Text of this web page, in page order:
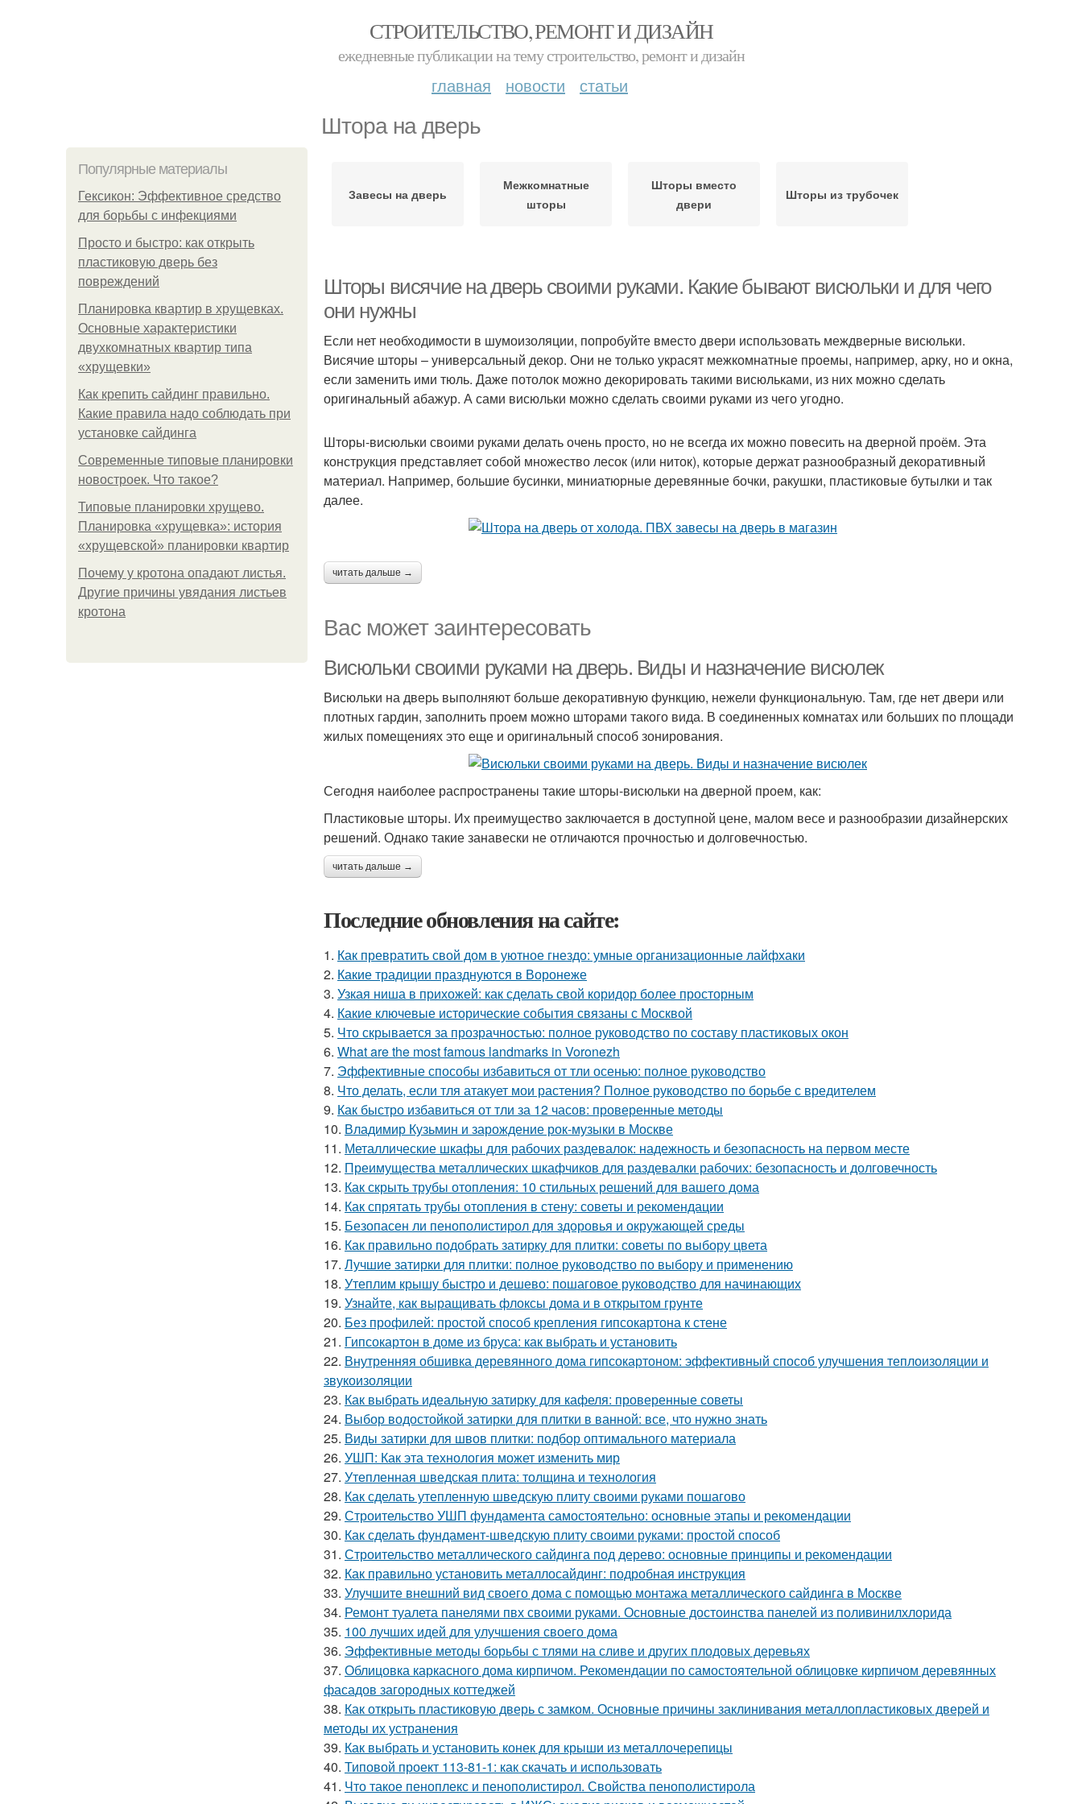
СТРОИТЕЛЬСТВО, РЕМОНТ И ДИЗАЙН
ежедневные публикации на тему строительство, ремонт и дизайн
главная новости статьи
Штора на дверь
Популярные материалы
Гексикон: Эффективное средство
для борьбы с инфекциями
Просто и быстро: как открыть
пластиковую дверь без
повреждений
Планировка квартир в хрущевках.
Основные характеристики
двухкомнатных квартир типа
«хрущевки»
Как крепить сайдинг правильно.
Какие правила надо соблюдать при
установке сайдинга
Современные типовые планировки
новостроек. Что такое?
Типовые планировки хрущево.
Планировка «хрущевка»: история
«хрущевской» планировки квартир
Почему у кротона опадают листья.
Другие причины увядания листьев
кротона
Завесы на дверь
Межкомнатные
шторы
Шторы вместо
двери
Шторы из трубочек
Шторы висячие на дверь своими руками. Какие бывают висюльки и для чего
они нужны
Если нет необходимости в шумоизоляции, попробуйте вместо двери использовать междверные висюльки.
Висячие шторы – универсальный декор. Они не только украсят межкомнатные проемы, например, арку, но и окна,
если заменить ими тюль. Даже потолок можно декорировать такими висюльками, из них можно сделать
оригинальный абажур. А сами висюльки можно сделать своими руками из чего угодно.
Шторы-висюльки своими руками делать очень просто, но не всегда их можно повесить на дверной проём. Эта
конструкция представляет собой множество лесок (или ниток), которые держат разнообразный декоративный
материал. Например, большие бусинки, миниатюрные деревянные бочки, ракушки, пластиковые бутылки и так
далее.
читать дальше →
Вас может заинтересовать
Висюльки своими руками на дверь. Виды и назначение висюлек
Висюльки на дверь выполняют больше декоративную функцию, нежели функциональную. Там, где нет двери или
плотных гардин, заполнить проем можно шторами такого вида. В соединенных комнатах или больших по площади
жилых помещениях это еще и оригинальный способ зонирования.
Сегодня наиболее распространены такие шторы-висюльки на дверной проем, как:
Пластиковые шторы. Их преимущество заключается в доступной цене, малом весе и разнообразии дизайнерских
решений. Однако такие занавески не отличаются прочностью и долговечностью.
читать дальше →
Последние обновления на сайте:
1. Как превратить свой дом в уютное гнездо: умные организационные лайфхаки
2. Какие традиции празднуются в Воронеже
3. Узкая ниша в прихожей: как сделать свой коридор более просторным
4. Какие ключевые исторические события связаны с Москвой
5. Что скрывается за прозрачностью: полное руководство по составу пластиковых окон
6. What are the most famous landmarks in Voronezh
7. Эффективные способы избавиться от тли осенью: полное руководство
8. Что делать, если тля атакует мои растения? Полное руководство по борьбе с вредителем
9. Как быстро избавиться от тли за 12 часов: проверенные методы
10. Владимир Кузьмин и зарождение рок-музыки в Москве
11. Металлические шкафы для рабочих раздевалок: надежность и безопасность на первом месте
12. Преимущества металлических шкафчиков для раздевалки рабочих: безопасность и долговечность
13. Как скрыть трубы отопления: 10 стильных решений для вашего дома
14. Как спрятать трубы отопления в стену: советы и рекомендации
15. Безопасен ли пенополистирол для здоровья и окружающей среды
16. Как правильно подобрать затирку для плитки: советы по выбору цвета
17. Лучшие затирки для плитки: полное руководство по выбору и применению
18. Утеплим крышу быстро и дешево: пошаговое руководство для начинающих
19. Узнайте, как выращивать флоксы дома и в открытом грунте
20. Без профилей: простой способ крепления гипсокартона к стене
21. Гипсокартон в доме из бруса: как выбрать и установить
22. Внутренняя обшивка деревянного дома гипсокартоном: эффективный способ улучшения теплоизоляции и
звукоизоляции
23. Как выбрать идеальную затирку для кафеля: проверенные советы
24. Выбор водостойкой затирки для плитки в ванной: все, что нужно знать
25. Виды затирки для швов плитки: подбор оптимального материала
26. УШП: Как эта технология может изменить мир
27. Утепленная шведская плита: толщина и технология
28. Как сделать утепленную шведскую плиту своими руками пошагово
29. Строительство УШП фундамента самостоятельно: основные этапы и рекомендации
30. Как сделать фундамент-шведскую плиту своими руками: простой способ
31. Строительство металлического сайдинга под дерево: основные принципы и рекомендации
32. Как правильно установить металлосайдинг: подробная инструкция
33. Улучшите внешний вид своего дома с помощью монтажа металлического сайдинга в Москве
34. Ремонт туалета панелями пвх своими руками. Основные достоинства панелей из поливинилхлорида
35. 100 лучших идей для улучшения своего дома
36. Эффективные методы борьбы с тлями на сливе и других плодовых деревьях
37. Облицовка каркасного дома кирпичом. Рекомендации по самостоятельной облицовке кирпичом деревянных
фасадов загородных коттеджей
38. Как открыть пластиковую дверь с замком. Основные причины заклинивания металлопластиковых дверей и
методы их устранения
39. Как выбрать и установить конек для крыши из металлочерепицы
40. Типовой проект 113-81-1: как скачать и использовать
41. Что такое пеноплекс и пенополистирол. Свойства пенополистирола